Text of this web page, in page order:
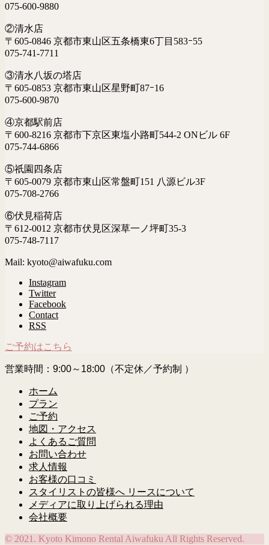
075-600-9880
②清水店
〒605-0846 京都市東山区五条橋東6丁目583ｰ55
075-741-7711
③清水八坂の塔店
〒605-0853 京都市東山区星野町87ｰ16
075-600-9870
④京都駅前店
〒600-8216 京都市下京区東塩小路町544-2 ONビル 6F
075-744-6866
⑤祇園四条店
〒605-0079 京都市東山区常盤町151 八源ビル3F
075-708-2766
⑥伏見稲荷店
〒612-0012 京都市伏見区深草一ノ坪町35-3
075-748-7117
Mail: kyoto@aiwafuku.com
Instagram
Twitter
Facebook
Contact
RSS
ご予約はこちら
営業時間：9:00～18:00（不定休／予約制 ）
ホーム
プラン
ご予約
地図・アクセス
よくあるご質問
お問い合わせ
求人情報
お客様の口コミ
スタイリストの皆様へ リースについて
メディアに取り上げられる理由
会社概要
© 2021. Kyoto Kimono Rental Aiwafuku All Rights Reserved.